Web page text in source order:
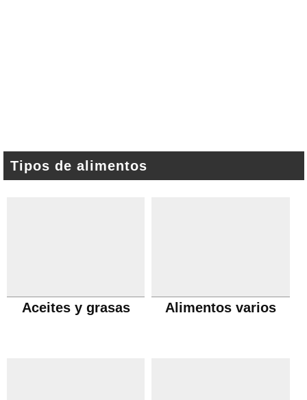
Tipos de alimentos
Aceites y grasas Alimentos varios